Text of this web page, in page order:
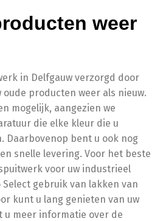
weer
in Delfgauw verzorgd door
oude producten weer als nieuw.
mogelijk, aangezien we
die elke kleur die u
Daarbovenop bent u ook nog
snelle levering. Voor het beste
voor uw industrieel
gebruik van lakken van
kunt u lang genieten van uw
u meer informatie over de